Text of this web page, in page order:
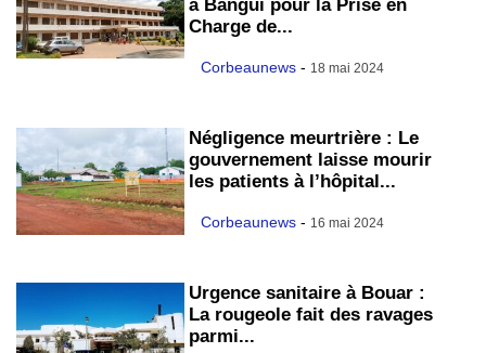
à Bangui pour la Prise en
Charge de...
Corbeaunews - 18 mai 2024
Négligence meurtrière : Le
gouvernement laisse mourir
les patients à l’hôpital...
Corbeaunews - 16 mai 2024
Urgence sanitaire à Bouar :
La rougeole fait des ravages
parmi...